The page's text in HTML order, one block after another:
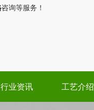
咨询等服务！
行业资讯 工艺介绍